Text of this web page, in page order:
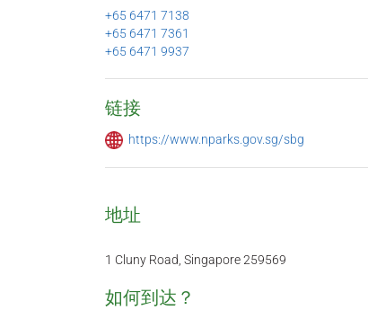
+65 6471 7138
+65 6471 7361
+65 6471 9937
链接
https://www.nparks.gov.sg/sbg
地址
1 Cluny Road, Singapore 259569
如何到达？